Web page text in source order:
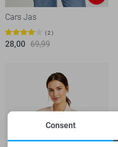
Cars Jas
2
28,00 69,99
Consent